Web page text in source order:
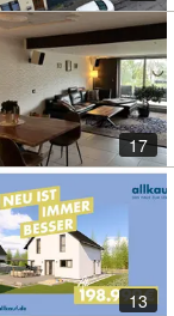
17
13